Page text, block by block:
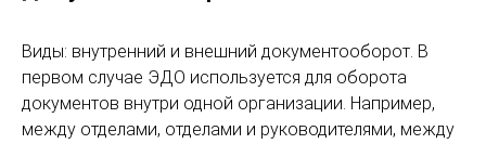
Виды: внутренний и внешний документооборот. В
первом случае ЭДО используется для оборота
документов внутри одной организации. Например,
между отделами, отделами и руководителями, между